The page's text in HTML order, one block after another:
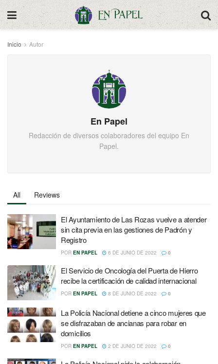
Inicio Autor
En Papel
Redacción de diversos colaboradores del equipo En
Papel.
All Reviews
El Ayuntamiento de Las Rozas vuelve a atender
sin cita previa en las gestiones de Padrón y
Registro
POR EN PAPEL 6 DE JUNIO DE 2022 0
El Servicio de Oncología del Puerta de Hierro
recibe la certificación de calidad internacional
POR EN PAPEL 8 DE JUNIO DE 2022 0
La Policía Nacional detiene a cinco mujeres que
se disfrazaban de ancianas para robar en
domicilios
POR EN PAPEL 2 DE JUNIO DE 2022 0